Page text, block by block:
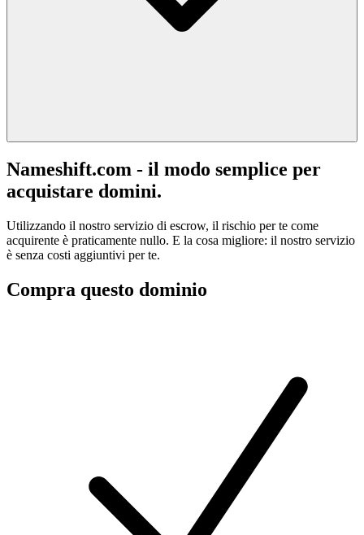
Nameshift.com - il modo semplice per
acquistare domini.
Utilizzando il nostro servizio di escrow, il rischio per te come
acquirente è praticamente nullo. E la cosa migliore: il nostro servizio
è senza costi aggiuntivi per te.
Compra questo dominio